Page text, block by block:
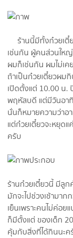
ร้านนี้มีทั้งก๋วยเตี๋ย
เช่นกัน ผู้คนส่วนให
ผมก็เช่นกัน ผมไม่เ
ถ้าเป็นก๋วยเตี๋ยวผม
เปิดตั้งแต่ 10.00 น.
พฤหัสบดี แต่มีวันอา
นั่นก็หมายความว่าอ
แต่ก๋วยเตี๋ยวจะหยุด
ครับ
ร้านก๋วยเตี๋ยวนี้ มีลูก
มักจะไปช่วงเช้ามาก
เย็นเพราะคนไม่ค่อ
ก็มีตั้งแต่ ของเด็ก
คุ้มกับสิ่งที่ได้กินนะค